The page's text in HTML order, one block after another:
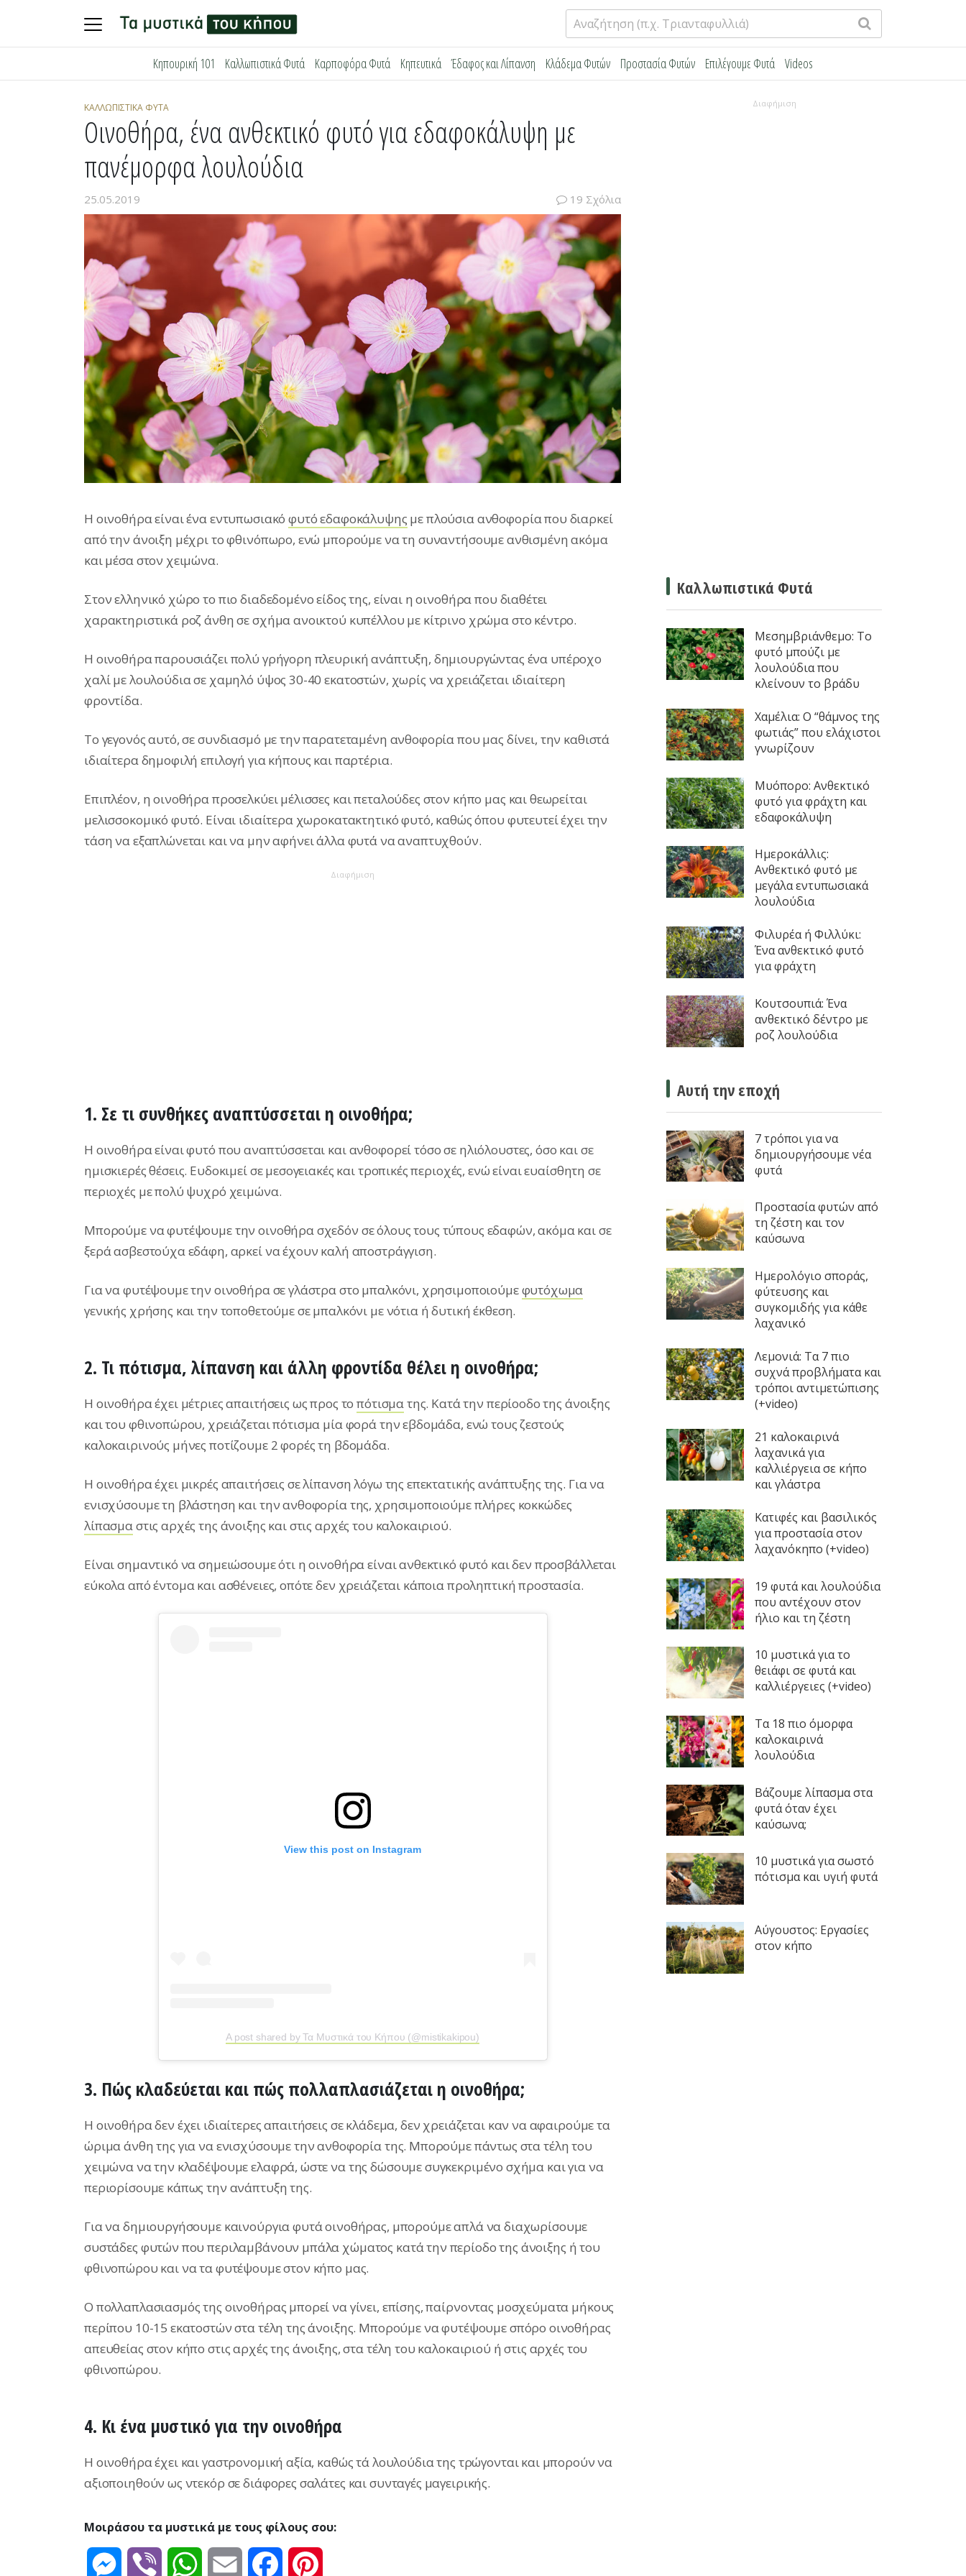
Αναζήτηση
για:
Κηπουρική 101 Καλλωπιστικά Φυτά Καρποφόρα Φυτά Κηπευτικά Έδαφος και Λίπανση Κλάδεμα Φυτών Προστασία Φυτών Επιλέγουμε Φυτά Videos
ΚΑΛΛΩΠΙΣΤΙΚΆ ΦΥΤΆ
Οινoθήρα, ένα ανθεκτικό φυτό για εδαφοκάλυψη με
πανέμορφα λουλούδια
25.05.2019 19 Σχόλια
Η οινοθήρα είναι ένα εντυπωσιακόφυτό εδαφοκάλυψης με πλούσια ανθοφορία που διαρκεί
από την άνοιξη μέχρι το φθινόπωρο, ενώ μπορούμε να τη συναντήσουμε ανθισμένη ακόμα
και μέσα στον χειμώνα.
Στον ελληνικό χώρο το πιο διαδεδομένο είδος της, είναι η οινοθήρα που διαθέτει
χαρακτηριστικά ροζ άνθη σε σχήμα ανοικτού κυπέλλου με κίτρινο χρώμα στο κέντρο.
Η οινοθήρα παρουσιάζει πολύ γρήγορη πλευρική ανάπτυξη, δημιουργώντας ένα υπέροχο
χαλί με λουλούδια σε χαμηλό ύψος 30-40 εκατοστών, χωρίς να χρειάζεται ιδιαίτερη
φροντίδα.
Το γεγονός αυτό, σε συνδιασμό με την παρατεταμένη ανθοφορία που μας δίνει, την καθιστά
ιδιαίτερα δημοφιλή επιλογή για κήπους και παρτέρια.
Επιπλέον, η οινοθήρα προσελκύει μέλισσες και πεταλούδες στον κήπο μας και θεωρείται
μελισσοκομικό φυτό. Είναι ιδιαίτερα χωροκατακτητικό φυτό, καθώς όπου φυτευτεί έχει την
τάση να εξαπλώνεται και να μην αφήνει άλλα φυτά να αναπτυχθούν.
Διαφήμιση
1. Σε τι συνθήκες αναπτύσσεται η οινοθήρα;
Η οινοθήρα είναι φυτό που αναπτύσσεται και ανθοφορεί τόσο σε ηλιόλουστες, όσο και σε
ημισκιερές θέσεις. Ευδοκιμεί σε μεσογειακές και τροπικές περιοχές, ενώ είναι ευαίσθητη σε
περιοχές με πολύ ψυχρό χειμώνα.
Μπορούμε να φυτέψουμε την οινοθήρα σχεδόν σε όλους τους τύπους εδαφών, ακόμα και σε
ξερά ασβεστούχα εδάφη, αρκεί να έχουν καλή αποστράγγιση.
Για να φυτέψουμε την οινοθήρα σε γλάστρα στο μπαλκόνι, χρησιμοποιούμεφυτόχωμα
γενικής χρήσης και την τοποθετούμε σε μπαλκόνι με νότια ή δυτική έκθεση.
2. Τι πότισμα, λίπανση και άλλη φροντίδα θέλει η οινοθήρα;
Η οινοθήρα έχει μέτριες απαιτήσεις ως προς τοπότισμα της. Κατά την περίοοδο της άνοιξης
και του φθινοπώρου, χρειάζεται πότισμα μία φορά την εβδομάδα, ενώ τους ζεστούς
καλοκαιρινούς μήνες ποτίζουμε 2 φορές τη βδομάδα.
Η οινοθήρα έχει μικρές απαιτήσεις σε λίπανση λόγω της επεκτατικής ανάπτυξης της. Για να
ενισχύσουμε τη βλάστηση και την ανθοφορία της, χρησιμοποιούμε πλήρες κοκκώδες
λίπασμα στις αρχές της άνοιξης και στις αρχές του καλοκαιριού.
Είναι σημαντικό να σημειώσουμε ότι η οινοθήρα είναι ανθεκτικό φυτό και δεν προσβάλλεται
εύκολα από έντομα και ασθένειες, οπότε δεν χρειάζεται κάποια προληπτική προστασία.
View this post on Instagram
A post shared by Τα Μυστικά του Κήπου (@mistikakipou)
3. Πώς κλαδεύεται και πώς πολλαπλασιάζεται η οινοθήρα;
H οινοθήρα δεν έχει ιδιαίτερες απαιτήσεις σε κλάδεμα, δεν χρειάζεται καν να αφαιρούμε τα
ώριμα άνθη της για να ενισχύσουμε την ανθοφορία της. Μπορούμε πάντως στα τέλη του
χειμώνα να την κλαδέψουμε ελαφρά, ώστε να της δώσουμε συγκεκριμένο σχήμα και για να
περιορίσουμε κάπως την ανάπτυξη της.
Για να δημιουργήσουμε καινούργια φυτά οινοθήρας, μπορούμε απλά να διαχωρίσουμε
συστάδες φυτών που περιλαμβάνουν μπάλα χώματος κατά την περίοδο της άνοιξης ή του
φθινοπώρου και να τα φυτέψουμε στον κήπο μας.
Ο πολλαπλασιασμός της οινοθήρας μπορεί να γίνει, επίσης, παίρνοντας μοσχεύματα μήκους
περίπου 10-15 εκατοστών στα τέλη της άνοιξης. Μπορούμε να φυτέψουμε σπόρο οινοθήρας
απευθείας στον κήπο στις αρχές της άνοιξης, στα τέλη του καλοκαιριού ή στις αρχές του
φθινοπώρου.
4. Κι ένα μυστικό για την οινοθήρα
Η οινοθήρα έχει και γαστρονομική αξία, καθώς τά λουλούδια της τρώγονται και μπορούν να
αξιοποιηθούν ως ντεκόρ σε διάφορες σαλάτες και συνταγές μαγειρικής.
Μοιράσου τα μυστικά με τους φίλους σου:
Messenger
Viber WhatsAppEmail Facebook
Διαφήμιση
Καλλωπιστικά Φυτά
Μεσημβριάνθεμο: Το
φυτό μπούζι με
λουλούδια που
κλείνουν το βράδυ
Χαμέλια: Ο “θάμνος της
φωτιάς” που ελάχιστοι
γνωρίζουν
Μυόπορο: Ανθεκτικό
φυτό για φράχτη και
εδαφοκάλυψη
Ημεροκάλλις:
Ανθεκτικό φυτό με
μεγάλα εντυπωσιακά
λουλούδια
Φιλυρέα ή Φιλλύκι:
Ένα ανθεκτικό φυτό
για φράχτη
Κουτσουπιά: Ένα
ανθεκτικό δέντρο με
ροζ λουλούδια
Αυτή την εποχή
7 τρόποι για να
δημιουργήσουμε νέα
φυτά
Προστασία φυτών από
τη ζέστη και τον
καύσωνα
Ημερολόγιο σποράς,
φύτευσης και
συγκομιδής για κάθε
λαχανικό
Λεμονιά: Τα 7 πιο
συχνά προβλήματα και
τρόποι αντιμετώπισης
(+video)
21 καλοκαιρινά
λαχανικά για
καλλιέργεια σε κήπο
και γλάστρα
Κατιφές και βασιλικός
για προστασία στον
λαχανόκηπο (+video)
19 φυτά και λουλούδια
που αντέχουν στον
ήλιο και τη ζέστη
10 μυστικά για το
θειάφι σε φυτά και
καλλιέργειες (+video)
Τα 18 πιο όμορφα
καλοκαιρινά
λουλούδια
Βάζουμε λίπασμα στα
φυτά όταν έχει
καύσωνα;
10 μυστικά για σωστό
πότισμα και υγιή φυτά
Αύγουστος: Εργασίες
στον κήπο